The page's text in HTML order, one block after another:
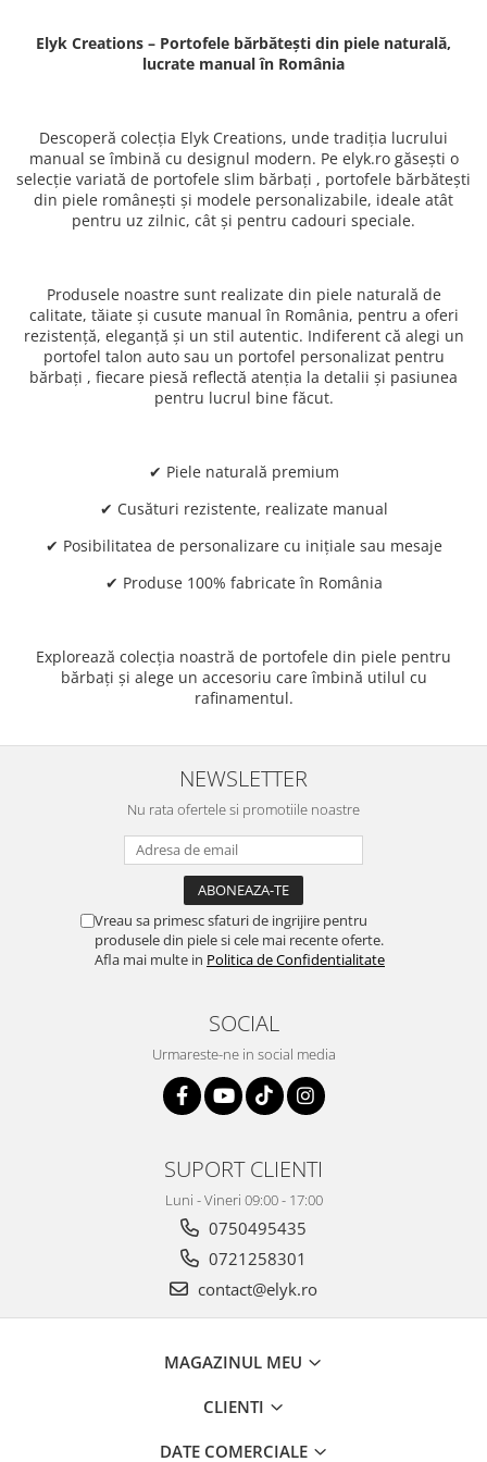
Elyk Creations – Portofele bărbătești din piele naturală,
lucrate manual în România
Descoperă colecția Elyk Creations, unde tradiția lucrului
manual se îmbină cu designul modern. Pe elyk.ro găsești o
selecție variată de portofele slim bărbați , portofele bărbătești
din piele românești și modele personalizabile, ideale atât
pentru uz zilnic, cât și pentru cadouri speciale.
Produsele noastre sunt realizate din piele naturală de
calitate, tăiate și cusute manual în România, pentru a oferi
rezistență, eleganță și un stil autentic. Indiferent că alegi un
portofel talon auto sau un portofel personalizat pentru
bărbați , fiecare piesă reflectă atenția la detalii și pasiunea
pentru lucrul bine făcut.
✔ Piele naturală premium
✔ Cusături rezistente, realizate manual
✔ Posibilitatea de personalizare cu inițiale sau mesaje
✔ Produse 100% fabricate în România
Explorează colecția noastră de portofele din piele pentru
bărbați și alege un accesoriu care îmbină utilul cu
rafinamentul.
NEWSLETTER
Nu rata ofertele si promotiile noastre
Vreau sa primesc sfaturi de ingrijire pentru
produsele din piele si cele mai recente oferte.
Afla mai multe in Politica de Confidentialitate
SOCIAL
Urmareste-ne in social media
SUPORT CLIENTI
Luni - Vineri 09:00 - 17:00
0750495435
0721258301
contact@elyk.ro
MAGAZINUL MEU
CLIENTI
DATE COMERCIALE